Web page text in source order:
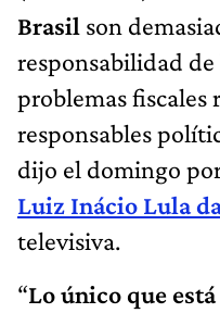
Brasil son
responsabilidad
problemas fiscales
responsables
dijo el domingo
Luiz Inácio Lula
televisiva.
“Lo único que